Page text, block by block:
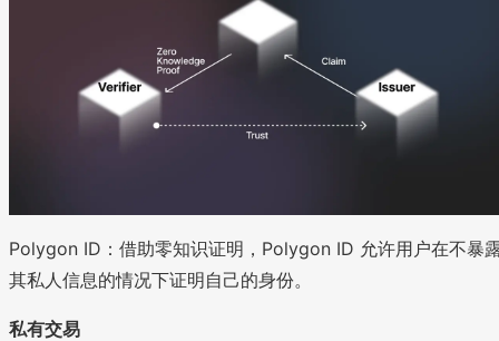
Polygon ID：借助零知识证明，Polygon ID 允许用户在不暴
其私人信息的情况下证明自己的身份。
私有交易